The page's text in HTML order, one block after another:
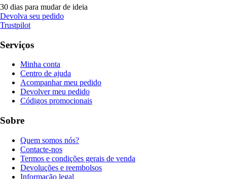
30 dias para mudar de ideia
Devolva seu pedido
Trustpilot
Serviços
Minha conta
Centro de ajuda
Acompanhar meu pedido
Devolver meu pedido
Códigos promocionais
Sobre
Quem somos nós?
Contacte-nos
Termos e condições gerais de venda
Devoluções e reembolsos
Informação legal